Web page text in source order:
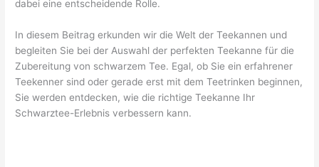
dabei eine entscheidende Rolle.
In diesem Beitrag erkunden wir die Welt der Teekannen und
begleiten Sie bei der Auswahl der perfekten Teekanne für die
Zubereitung von schwarzem Tee. Egal, ob Sie ein erfahrener
Teekenner sind oder gerade erst mit dem Teetrinken beginnen,
Sie werden entdecken, wie die richtige Teekanne Ihr
Schwarztee-Erlebnis verbessern kann.